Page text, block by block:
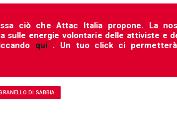
ciò che Attac Italia propone. La
sulle energie volontarie delle attiviste e
qui . Un tuo click ci
DI SABBIA